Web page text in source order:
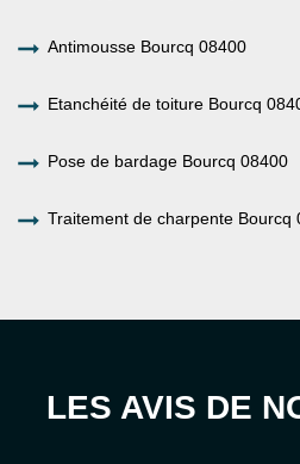
Antimousse Bourcq 08400
Etanchéité de toiture Bourcq
Pose de bardage Bourcq 08400
Traitement de charpente Bourcq
LES AVIS DE